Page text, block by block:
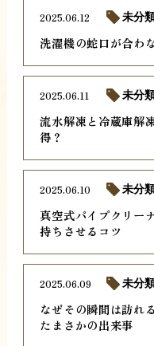
洗濯機の蛇口が合わ
2025.06.12 未分
流水解凍と冷蔵庫解
得？
2025.06.11 未分
真空式パイプクリー
持ちさせるコツ
2025.06.10 未分
なぜその瞬間は訪れ
たまさかの出来事
2025.06.09 未分